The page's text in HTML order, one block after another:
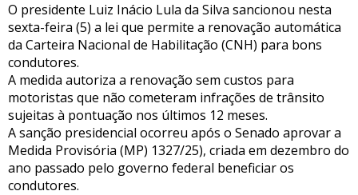
O presidente Luiz Inácio Lula da Silva sancionou nesta
sexta-feira (5) a lei que permite a renovação automática
da Carteira Nacional de Habilitação (CNH) para bons
condutores.
A medida autoriza a renovação sem custos para
motoristas que não cometeram infrações de trânsito
sujeitas à pontuação nos últimos 12 meses.
A sanção presidencial ocorreu após o Senado aprovar a
Medida Provisória (MP) 1327/25), criada em dezembro do
ano passado pelo governo federal beneficiar os
condutores.